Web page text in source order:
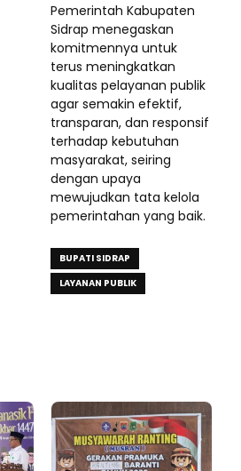
Pemerintah Kabupaten
Sidrap menegaskan
komitmennya untuk
terus meningkatkan
kualitas pelayanan publik
agar semakin efektif,
transparan, dan responsif
terhadap kebutuhan
masyarakat, seiring
dengan upaya
mewujudkan tata kelola
pemerintahan yang baik.
BUPATI SIDRAP
LAYANAN PUBLIK